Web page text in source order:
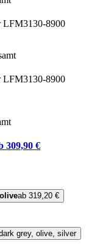
LFM3130-8900
LFM3130-8900
309,90 €
oliveab 319,20 €
grey, olive, silver